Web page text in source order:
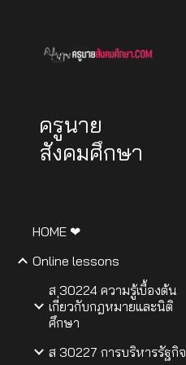
ครูนาย
สังคมศึกษา
HOME ❤
Online lessons
ส 30224 ความรู้เบื้องต้น
เกี่ยวกับกฎหมายและนิติ
ศึกษา
ส 30227 การบริหารรัฐกิจ